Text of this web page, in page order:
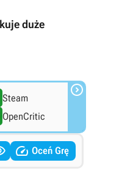
duże
Steam
OpenCritic

 Oceń Grę